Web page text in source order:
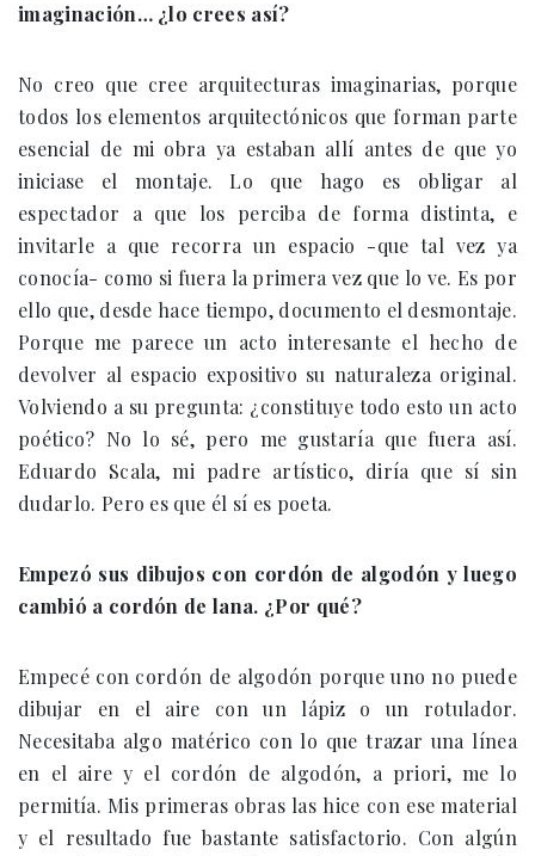
imaginación… ¿lo crees así?
No creo que cree arquitecturas imaginarias, porque
todos los elementos arquitectónicos que forman parte
esencial de mi obra ya estaban allí antes de que yo
iniciase el montaje. Lo que hago es obligar al
espectador a que los perciba de forma distinta, e
invitarle a que recorra un espacio -que tal vez ya
conocía- como si fuera la primera vez que lo ve. Es por
ello que, desde hace tiempo, documento el desmontaje.
Porque me parece un acto interesante el hecho de
devolver al espacio expositivo su naturaleza original.
Volviendo a su pregunta: ¿constituye todo esto un acto
poético? No lo sé, pero me gustaría que fuera así.
Eduardo Scala, mi padre artístico, diría que sí sin
dudarlo. Pero es que él sí es poeta.
Empezó sus dibujos con cordón de algodón y luego
cambió a cordón de lana. ¿Por qué?
Empecé con cordón de algodón porque uno no puede
dibujar en el aire con un lápiz o un rotulador.
Necesitaba algo matérico con lo que trazar una línea
en el aire y el cordón de algodón, a priori, me lo
permitía. Mis primeras obras las hice con ese material
y el resultado fue bastante satisfactorio. Con algún